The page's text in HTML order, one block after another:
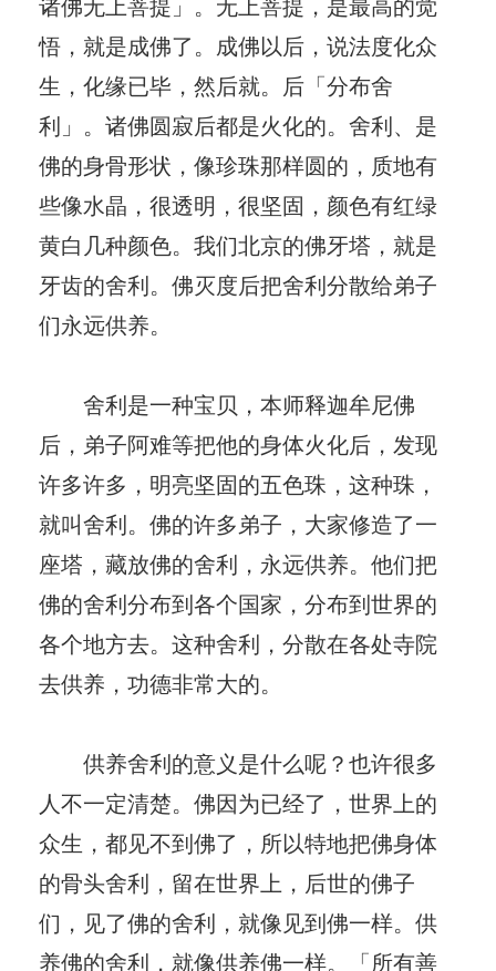
悟，就是成佛了。成佛以后，说法度化众
生，化缘已毕，然后就。后「分布舍
利」。诸佛圆寂后都是火化的。舍利、是
佛的身骨形状，像珍珠那样圆的，质地有
些像水晶，很透明，很坚固，颜色有红绿
黄白几种颜色。我们北京的佛牙塔，就是
牙齿的舍利。佛灭度后把舍利分散给弟子
们永远供养。
舍利是一种宝贝，本师释迦牟尼佛
后，弟子阿难等把他的身体火化后，发现
许多许多，明亮坚固的五色珠，这种珠，
就叫舍利。佛的许多弟子，大家修造了一
座塔，藏放佛的舍利，永远供养。他们把
佛的舍利分布到各个国家，分布到世界的
各个地方去。这种舍利，分散在各处寺院
去供养，功德非常大的。
供养舍利的意义是什么呢？也许很多
人不一定清楚。佛因为已经了，世界上的
众生，都见不到佛了，所以特地把佛身体
的骨头舍利，留在世界上，后世的佛子
们，见了佛的舍利，就像见到佛一样。供
养佛的舍利，就像供养佛一样。「所有善